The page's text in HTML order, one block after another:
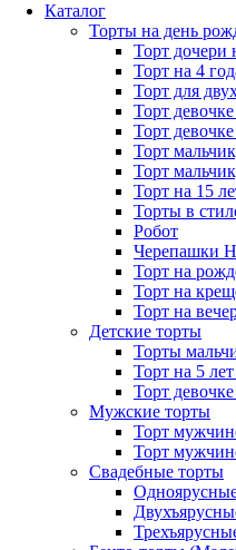
Каталог
Торты на день
Торт дочери
Торт на 4
Торт для
Торт
Торт
Торт
Торт
Торт на 15
Торты в
Робот
Черепашки
Торт на
Торт на
Торт на
Детские торты
Торты
Торт на 5
Торт
Мужские торты
Торт
Торт
Свадебные торты